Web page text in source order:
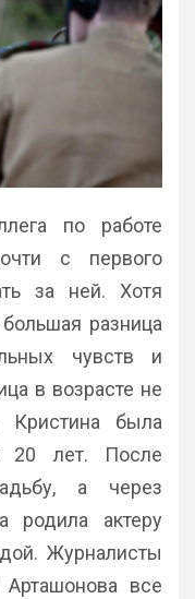
по работе
с первого
за ней. Хотя
разница
чувств и
в возрасте не
Кристина была
20 лет. После
а через
родила актеру
Журналисты
все